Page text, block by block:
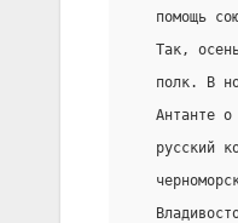
по­мощь
Так,
полк. В
Антанте о
русский